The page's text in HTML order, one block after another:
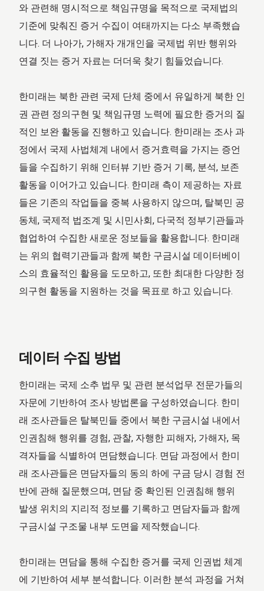
와 관련해 명시적으로 책임규명을 목적으로 국제법의
기준에 맞춰진 증거 수집이 여태까지는 다소 부족했습
니다. 더 나아가, 가해자 개개인을 국제법 위반 행위와
연결 짓는 증거 자료는 더더욱 찾기 힘들었습니다.
한미래는 북한 관련 국제 단체 중에서 유일하게 북한 인
권 관련 정의구현 및 책임규명 노력에 필요한 증거의 질
적인 보완 활동을 진행하고 있습니다. 한미래는 조사 과
정에서 국제 사법체계 내에서 증거효력을 가지는 증언
들을 수집하기 위해 인터뷰 기반 증거 기록, 분석, 보존
활동을 이어가고 있습니다. 한미래 측이 제공하는 자료
들은 기존의 작업들을 중복 사용하지 않으며, 탈북민 공
동체, 국제적 법조계 및 시민사회, 다국적 정부기관들과
협업하여 수집한 새로운 정보들을 활용합니다. 한미래
는 위의 협력기관들과 함께 북한 구금시설 데이터베이
스의 효율적인 활용을 도모하고, 또한 최대한 다양한 정
의구현 활동을 지원하는 것을 목표로 하고 있습니다.
데이터 수집 방법
한미래는 국제 소추 법무 및 관련 분석업무 전문가들의
자문에 기반하여 조사 방법론을 구성하였습니다. 한미
래 조사관들은 탈북민들 중에서 북한 구금시설 내에서
인권침해 행위를 경험, 관찰, 자행한 피해자, 가해자, 목
격자들을 식별하여 면담했습니다. 면담 과정에서 한미
래 조사관들은 면담자들의 동의 하에 구금 당시 경험 전
반에 관해 질문했으며, 면담 중 확인된 인권침해 행위
발생 위치의 지리적 정보를 기록하고 면담자들과 함께
구금시설 구조물 내부 도면을 제작했습니다.
한미래는 면담을 통해 수집한 증거를 국제 인권법 체계
에 기반하여 세부 분석합니다. 이러한 분석 과정을 거쳐